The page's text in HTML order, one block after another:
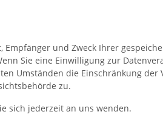
und Zweck Ihrer
Sie eine Einwilligung zur
Umständen die Einschränkung
zu.
sich jederzeit an uns wenden.